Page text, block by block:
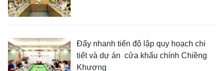
Đẩy nhanh tiến độ lập quy hoạch chi
tiết và dự án cửa khẩu chính Chiềng
Khương